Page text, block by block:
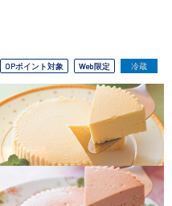
OPポイント対象 Web限定 冷蔵